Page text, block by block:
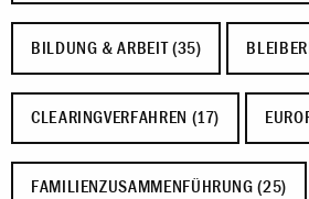
BILDUNG & ARBEIT (35)
CLEARINGVERFAHREN (17)
FAMILIENZUSAMMENFÜHRUNG (25)